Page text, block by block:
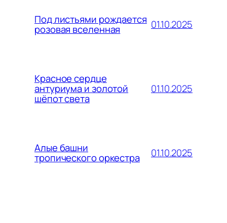
Под листьями рождается
розовая вселенная 01.10.2025
Красное сердце
антуриума и золотой
шёпот света
01.10.2025
Алые башни
тропического оркестра 01.10.2025